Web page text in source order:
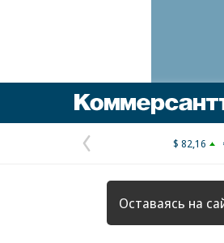
Предыдущая
страница
$ 82,16
Оставаясь на